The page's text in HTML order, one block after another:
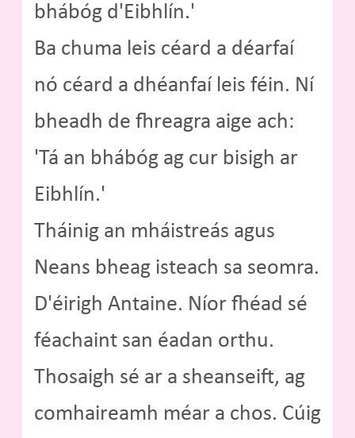
bhábóg d'Eibhlín.'
Ba chuma leis céard a déarfaí
nó céard a dhéanfaí leis féin. Ní
bheadh de fhreagra aige ach:
'Tá an bhábóg ag cur bisigh ar
Eibhlín.'
Tháinig an mháistreás agus
Neans bheag isteach sa seomra.
D'éirigh Antaine. Níor fhéad sé
féachaint san éadan orthu.
Thosaigh sé ar a sheanseift, ag
comhaireamh méar a chos. Cúig